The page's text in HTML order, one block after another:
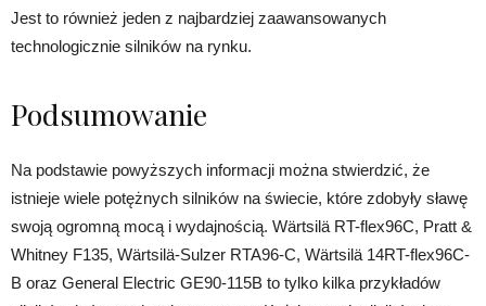
Jest to również jeden z najbardziej zaawansowanych
technologicznie silników na rynku.
Podsumowanie
Na podstawie powyższych informacji można stwierdzić, że
istnieje wiele potężnych silników na świecie, które zdobyły sławę
swoją ogromną mocą i wydajnością. Wärtsilä RT-flex96C, Pratt &
Whitney F135, Wärtsilä-Sulzer RTA96-C, Wärtsilä 14RT-flex96C-
B oraz General Electric GE90-115B to tylko kilka przykładów